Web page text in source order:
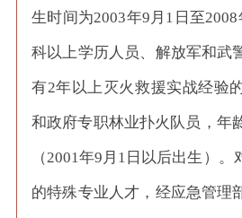
生时间为2003年9月1日至
科以上学历人员、解放军和武
有2年以上灭火救援实战经验
和政府专职林业扑火队员，年
（2001年9月1日以后出生）
的特殊专业人才，经应急管理